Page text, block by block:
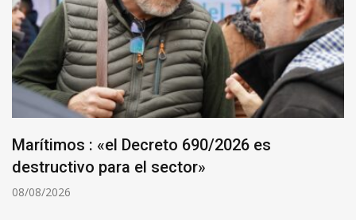
Marítimos : «el Decreto 690/2026 es
destructivo para el sector»
08/08/2026